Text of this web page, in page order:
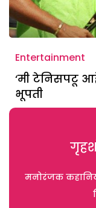
Entertainment
‘मी टेनिसपटू
भूपती
मनोरंजक